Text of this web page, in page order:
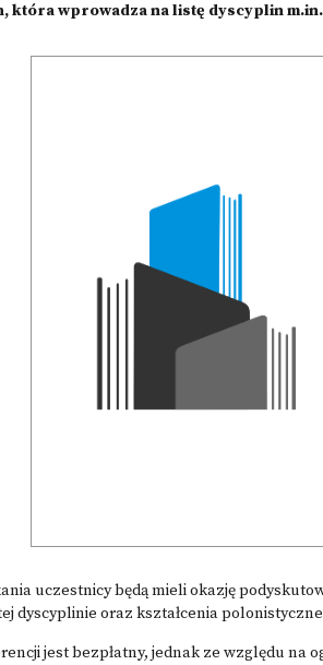
która wprowadza na listę dyscyplin
uczestnicy będą mieli okazję
dyscyplinie oraz kształcenia
jest bezpłatny, jednak ze względu na